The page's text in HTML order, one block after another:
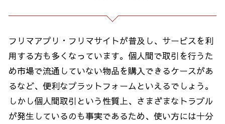
フリマアプリ・フリマサイトが普及し、サービスを利
用する方も多くなっています。個人間で取引を行うた
め市場で流通していない物品を購入できるケースがあ
るなど、便利なプラットフォームといえるでしょう。
しかし個人間取引という性質上、さまざまなトラブル
が発生しているのも事実であるため、使い方には十分